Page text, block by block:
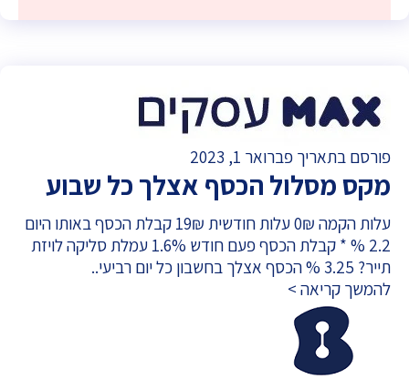
פורסם בתאריך פברואר 1, 2023
מקס מסלול הכסף אצלך כל שבוע
עלות הקמה 0₪ עלות חודשית 19₪ קבלת הכסף באותו היום
2.2 % * קבלת הכסף פעם חודש 1.6% עמלת סליקה לויזת
תייר? 3.25 % הכסף אצלך בחשבון כל יום רביעי..
להמשך קריאה >